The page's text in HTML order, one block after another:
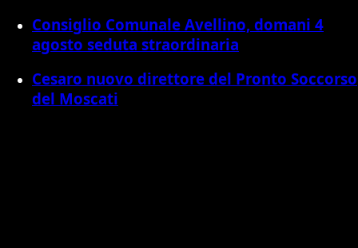
Consiglio Comunale Avellino, domani 4
agosto seduta straordinaria
Cesaro nuovo direttore del Pronto Soccorso
del Moscati